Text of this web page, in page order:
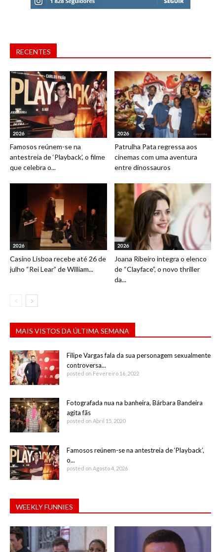
RECENTES
2026
Famosos reúnem-se na
antestreia de ‘Playback’, o filme
que celebra o...
2026
Patrulha Pata regressa aos
cinemas com uma aventura
entre dinossauros
2026
Casino Lisboa recebe até 26 de
julho “Rei Lear” de William...
2026
Joana Ribeiro integra o elenco
de “Clayface”, o novo thriller
da...
MAIS VISTOS DA ÚLTIMA SEMANA
Filipe Vargas fala da sua personagem sexualmente
controversa...
posted on Fevereiro 16, 2022
Fotografada nua na banheira, Bárbara Bandeira
agita fãs
posted on Abril 15, 2020
Famosos reúnem-se na antestreia de ‘Playback’,
o...
posted on Agosto 4, 2026
WEEKLY FUNNIES